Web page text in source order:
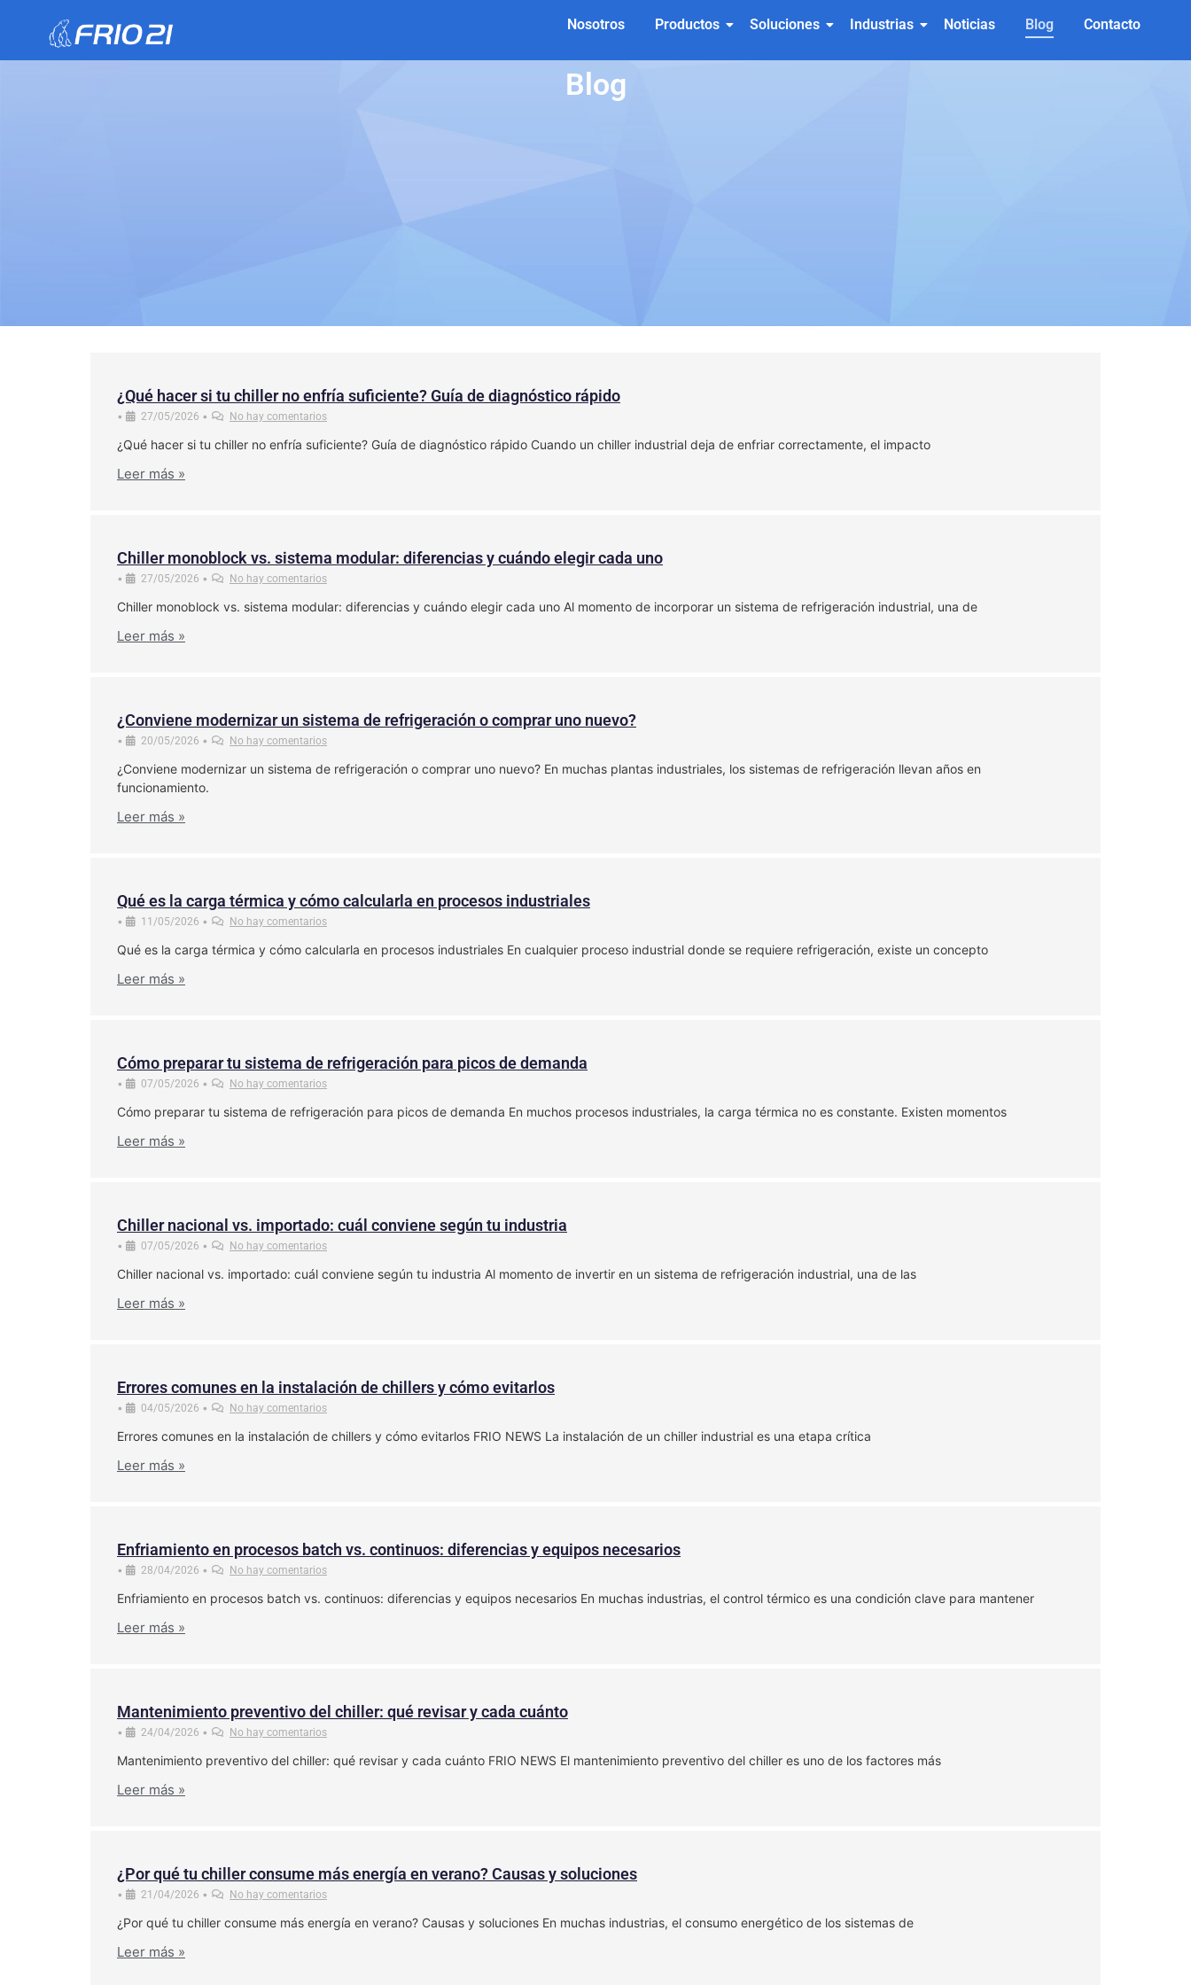
Nosotros Productos Soluciones Industrias Noticias Blog Contacto
Blog
¿Qué hacer si tu chiller no enfría suficiente? Guía de diagnóstico rápido
• 27/05/2026 • No hay comentarios
¿Qué hacer si tu chiller no enfría suficiente? Guía de diagnóstico rápido Cuando un chiller industrial deja de enfriar correctamente, el impacto
Leer más »
Chiller monoblock vs. sistema modular: diferencias y cuándo elegir cada uno
• 27/05/2026 • No hay comentarios
Chiller monoblock vs. sistema modular: diferencias y cuándo elegir cada uno Al momento de incorporar un sistema de refrigeración industrial, una de
Leer más »
¿Conviene modernizar un sistema de refrigeración o comprar uno nuevo?
• 20/05/2026 • No hay comentarios
¿Conviene modernizar un sistema de refrigeración o comprar uno nuevo? En muchas plantas industriales, los sistemas de refrigeración llevan años en
funcionamiento.
Leer más »
Qué es la carga térmica y cómo calcularla en procesos industriales
• 11/05/2026 • No hay comentarios
Qué es la carga térmica y cómo calcularla en procesos industriales En cualquier proceso industrial donde se requiere refrigeración, existe un concepto
Leer más »
Cómo preparar tu sistema de refrigeración para picos de demanda
• 07/05/2026 • No hay comentarios
Cómo preparar tu sistema de refrigeración para picos de demanda En muchos procesos industriales, la carga térmica no es constante. Existen momentos
Leer más »
Chiller nacional vs. importado: cuál conviene según tu industria
• 07/05/2026 • No hay comentarios
Chiller nacional vs. importado: cuál conviene según tu industria Al momento de invertir en un sistema de refrigeración industrial, una de las
Leer más »
Errores comunes en la instalación de chillers y cómo evitarlos
• 04/05/2026 • No hay comentarios
Errores comunes en la instalación de chillers y cómo evitarlos FRIO NEWS La instalación de un chiller industrial es una etapa crítica
Leer más »
Enfriamiento en procesos batch vs. continuos: diferencias y equipos necesarios
• 28/04/2026 • No hay comentarios
Enfriamiento en procesos batch vs. continuos: diferencias y equipos necesarios En muchas industrias, el control térmico es una condición clave para mantener
Leer más »
Mantenimiento preventivo del chiller: qué revisar y cada cuánto
• 24/04/2026 • No hay comentarios
Mantenimiento preventivo del chiller: qué revisar y cada cuánto FRIO NEWS El mantenimiento preventivo del chiller es uno de los factores más
Leer más »
¿Por qué tu chiller consume más energía en verano? Causas y soluciones
• 21/04/2026 • No hay comentarios
¿Por qué tu chiller consume más energía en verano? Causas y soluciones En muchas industrias, el consumo energético de los sistemas de
Leer más »